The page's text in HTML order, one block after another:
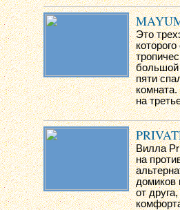
Это
большой
пяти
на
Вилла
на
домиков
от